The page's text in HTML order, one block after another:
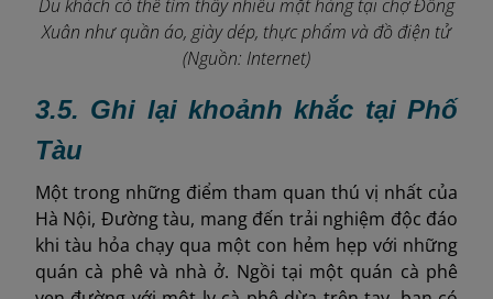
Du khách có thể tìm thấy nhiều mặt hàng tại chợ Đồng
Xuân như quần áo, giày dép, thực phẩm và đồ điện tử
(Nguồn: Internet)
3.5. Ghi lại khoảnh khắc tại Phố
Tàu
Một trong những điểm tham quan thú vị nhất của
Hà Nội, Đường tàu, mang đến trải nghiệm độc đáo
khi tàu hỏa chạy qua một con hẻm hẹp với những
quán cà phê và nhà ở. Ngồi tại một quán cà phê